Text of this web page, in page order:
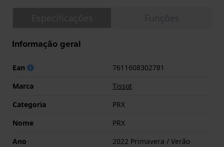
Informação geral
Ean
7611608302781
Marca
Tissot
Categoria
PRX
Nome
PRX
Ano
2022 Primavera / Verão